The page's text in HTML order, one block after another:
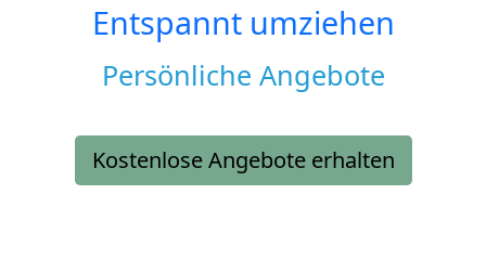
Entspannt umziehen
Persönliche Angebote
Kostenlose Angebote erhalten